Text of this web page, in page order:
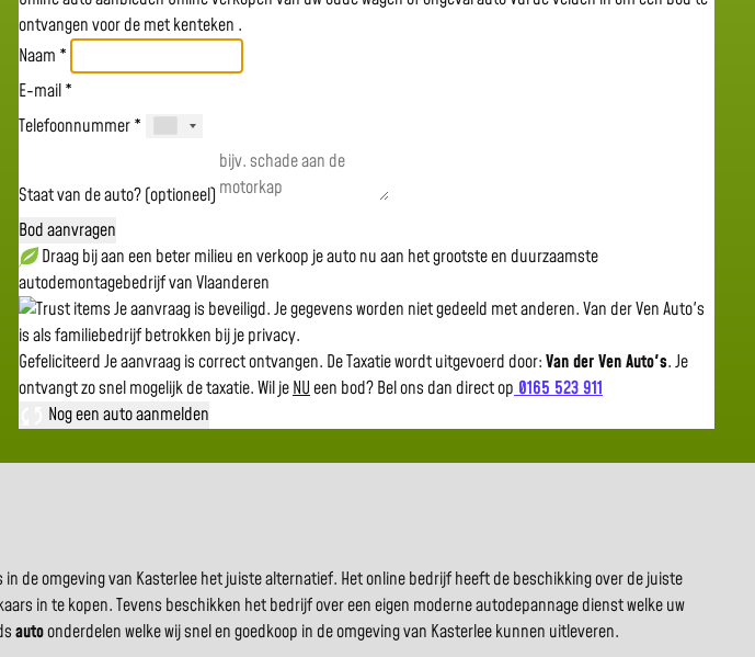
ontvangen voor demet kenteken .
Naam *
E-mail *
Telefoonnummer *
Staat van de auto? (optioneel)
Bod aanvragen
Draag bij aan een beter milieu en verkoop je auto nu aan het grootste en duurzaamste
autodemontagebedrijf van Vlaanderen
Je aanvraag is beveiligd. Je gegevens worden niet gedeeld met anderen. Van der Ven Auto's
is als familiebedrijf betrokken bij je privacy.
GefeliciteerdJe aanvraag is correct ontvangen. De Taxatie wordt uitgevoerd door:Van der Ven Auto's.Je
ontvangt zo snel mogelijk de taxatie.Wil jeNUeen bod? Bel ons dan direct op 0165 523 911
Nog een auto aanmelden
de omgeving van Kasterlee het juiste alternatief. Het online bedrijf heeft de beschikking over de juiste
in te kopen. Tevens beschikken het bedrijf over een eigen moderne autodepannage dienst welke uw
autoonderdelen welke wij snel en goedkoop in de omgeving van Kasterlee kunnen uitleveren.